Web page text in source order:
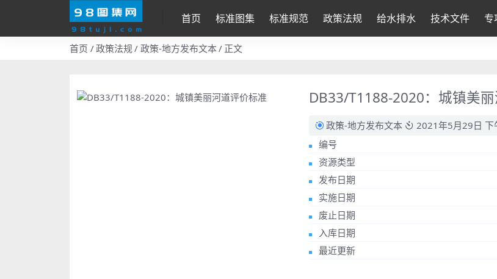
首页 标准图集 标准规范 政策法规 给水排水 技术文件 专
首页 政策法规 政策-地方发布文本 正文
DB33/T1188-2020：城镇美
政策-地方发布文本 2021年5月29日 下
编号
资源类型
发布日期
实施日期
废止日期
入库日期
最近更新